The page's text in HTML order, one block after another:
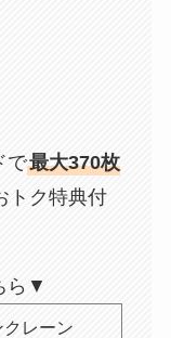
で最大370枚
トク特典付
ら▼
レーン